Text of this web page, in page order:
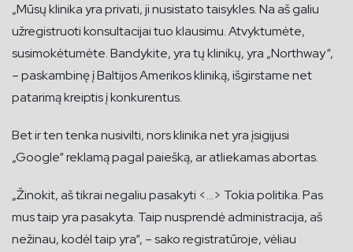
„Mūsų klinika yra privati, ji nusistato taisykles. Na aš galiu
užregistruoti konsultacijai tuo klausimu. Atvyktumėte,
susimokėtumėte. Bandykite, yra tų klinikų, yra „Northway“,
– paskambinę į Baltijos Amerikos kliniką, išgirstame net
patarimą kreiptis į konkurentus.
Bet ir ten tenka nusivilti, nors klinika net yra įsigijusi
„Google“ reklamą pagal paiešką, ar atliekamas abortas.
„Žinokit, aš tikrai negaliu pasakyti <…> Tokia politika. Pas
mus taip yra pasakyta. Taip nusprendė administracija, aš
nežinau, kodėl taip yra“, – sako registratūroje, vėliau